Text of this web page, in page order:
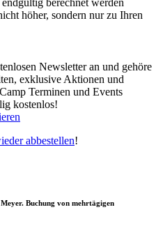
berechnet werden
höher, sondern nur zu Ihren
Newsletter an und gehöre
exklusive Aktionen und
Terminen und Events
kostenlos!
abbestellen!
Buchung von mehrtägigen